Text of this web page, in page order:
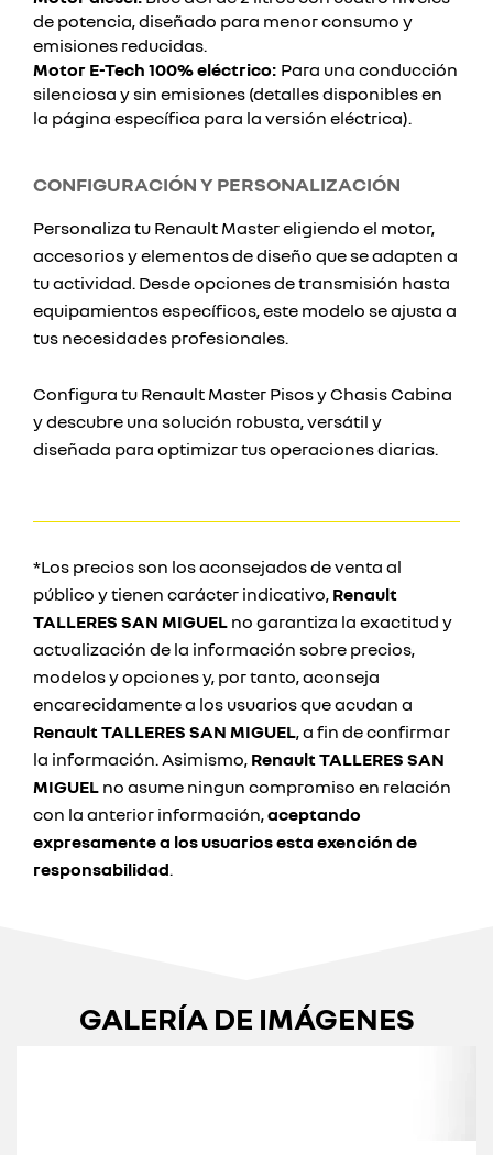
de potencia, diseñado para menor consumo y
emisiones reducidas.
Motor E-Tech 100% eléctrico: Para una conducción
silenciosa y sin emisiones (detalles disponibles en
la página específica para la versión eléctrica).
CONFIGURACIÓN Y PERSONALIZACIÓN
Personaliza tu Renault Master eligiendo el motor,
accesorios y elementos de diseño que se adapten a
tu actividad. Desde opciones de transmisión hasta
equipamientos específicos, este modelo se ajusta a
tus necesidades profesionales.
Configura tu Renault Master Pisos y Chasis Cabina
y descubre una solución robusta, versátil y
diseñada para optimizar tus operaciones diarias.
*Los precios son los aconsejados de venta al
público y tienen carácter indicativo, Renault
TALLERES SAN MIGUEL no garantiza la exactitud y
actualización de la información sobre precios,
modelos y opciones y, por tanto, aconseja
encarecidamente a los usuarios que acudan a
Renault TALLERES SAN MIGUEL, a fin de confirmar
la información. Asimismo, Renault TALLERES SAN
MIGUEL no asume ningun compromiso en relación
con la anterior información,aceptando
expresamente a los usuarios esta exención de
responsabilidad.
GALERÍA DE IMÁGENES